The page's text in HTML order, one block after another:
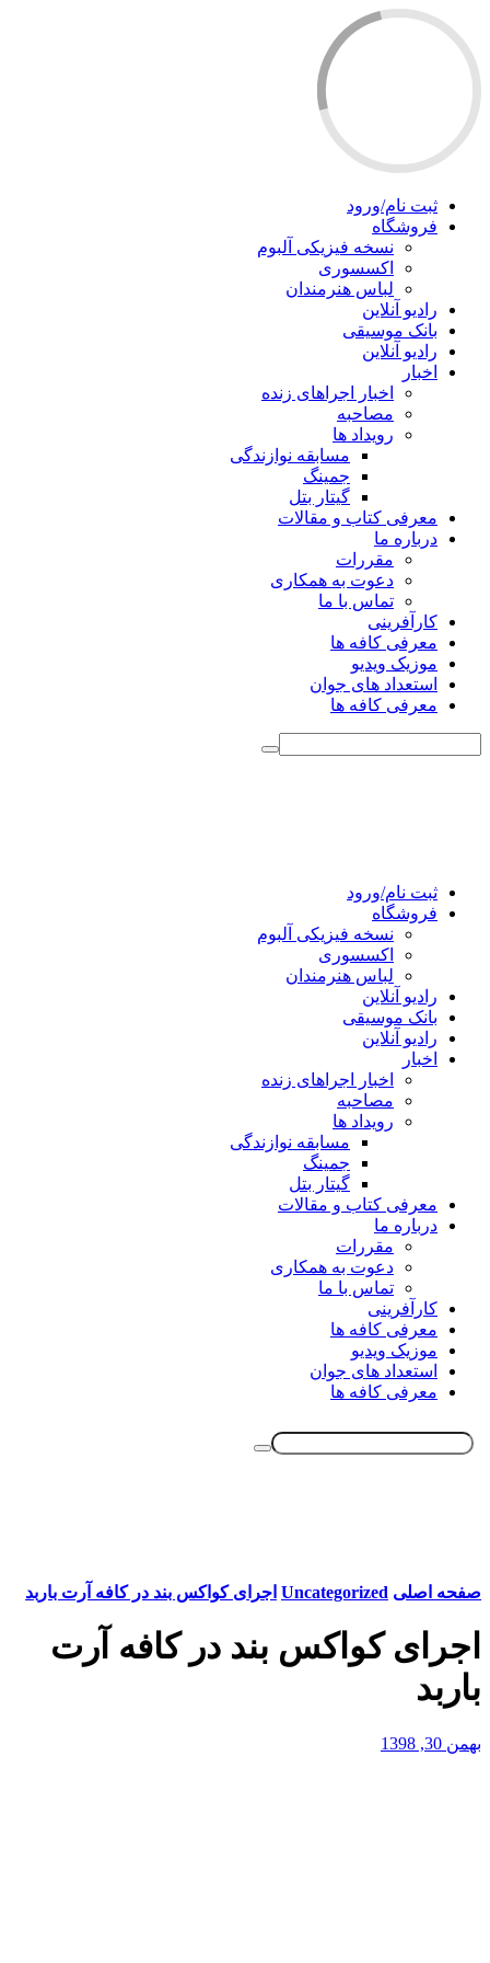
ثبت نام/ورود
فروشگاه
نسخه فیزیکی آلبوم
اکسسوری
لباس هنرمندان
رادیو آنلاین
بانک موسیقی
رادیو آنلاین
اخبار
اخبار اجراهای زنده
مصاحبه
رویداد ها
مسابقه نوازندگی
جمینگ
گیتار بتل
معرفی کتاب و مقالات
درباره ما
مقررات
دعوت به همکاری
تماس با ما
کارآفرینی
معرفی کافه ها
موزیک ویدیو
استعداد های جوان
معرفی کافه ها
ثبت نام/ورود
فروشگاه
نسخه فیزیکی آلبوم
اکسسوری
لباس هنرمندان
رادیو آنلاین
بانک موسیقی
رادیو آنلاین
اخبار
اخبار اجراهای زنده
مصاحبه
رویداد ها
مسابقه نوازندگی
جمینگ
گیتار بتل
معرفی کتاب و مقالات
درباره ما
مقررات
دعوت به همکاری
تماس با ما
کارآفرینی
معرفی کافه ها
موزیک ویدیو
استعداد های جوان
معرفی کافه ها
صفحه اصلی Uncategorized اجرای کواکس بند در کافه آرت باربد
اجرای کواکس بند در کافه آرت
باربد
بهمن 30, 1398